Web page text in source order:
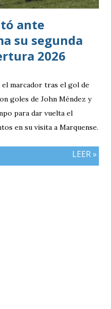
ante
su segunda
2026
marcador tras el gol de
goles de John Méndez y
para dar vuelta el
en su visita a Marquense.
LEER »